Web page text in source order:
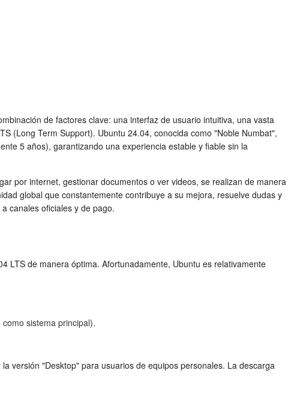
de factores clave: una interfaz de usuario intuitiva, una vasta
(Long Term Support). Ubuntu 24.04, conocida como "Noble Numbat",
5 años), garantizando una experiencia estable y fiable sin la
por internet, gestionar documentos o ver videos, se realizan de manera
global que constantemente contribuye a su mejora, resuelve dudas y
canales oficiales y de pago.
LTS de manera óptima. Afortunadamente, Ubuntu es relativamente
sistema principal).
versión "Desktop" para usuarios de equipos personales. La descarga